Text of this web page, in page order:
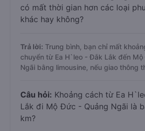
có mất thời gian hơn các loại
khác hay không?
Trả lời: Trung bình, bạn chỉ mất
chuyển từ Ea H`leo - Đắk Lắk đến
Ngãi bằng limousine, nếu giao thông
Câu hỏi: Khoảng cách từ Ea
Lắk đi Mộ Đức - Quảng Ngãi là
km?